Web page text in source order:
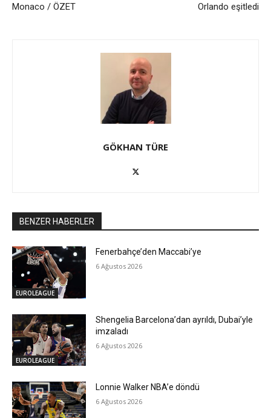
Monaco / ÖZET
Orlando eşitledi
GÖKHAN TÜRE
BENZER HABERLER
EUROLEAGUE
Fenerbahçe’den Maccabi’ye
6 Ağustos 2026
EUROLEAGUE
Shengelia Barcelona’dan ayrıldı, Dubai’yle
imzaladı
6 Ağustos 2026
Lonnie Walker NBA’e döndü
6 Ağustos 2026